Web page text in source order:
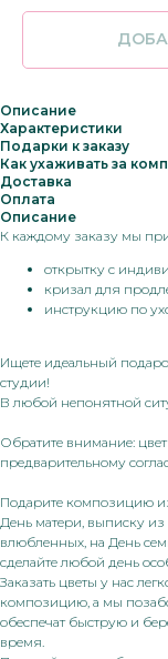
Описание
Характеристики
Подарки к заказу
Как ухаживать за
Доставка
Оплата
Описание
К каждому заказу мы
открытку с
кризал для
инструкцию по
Ищете идеальный
студии!
В любой непонятной
Обратите внимание:
предварительному
Подарите композицию
День матери, выписку из
влюбленных, на День
сделайте любой день
Заказать цветы у нас
композицию, а мы
обеспечат быструю и
время.